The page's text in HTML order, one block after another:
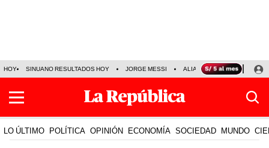
HOY SINUANO RESULTADOS HOY JORGE MESSI ALIANZA LIMA VS SPORT
LO ÚLTIMO POLÍTICA OPINIÓN ECONOMÍA SOCIEDAD MUNDO